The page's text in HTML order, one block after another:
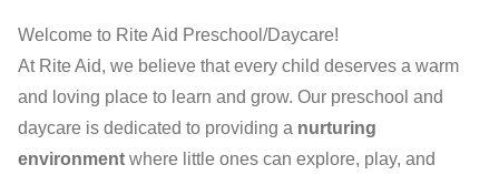
Welcome to Rite Aid Preschool/Daycare!
At Rite Aid, we believe that every child deserves a warm
and loving place to learn and grow. Our preschool and
daycare is dedicated to providing a nurturing
environment where little ones can explore, play, and